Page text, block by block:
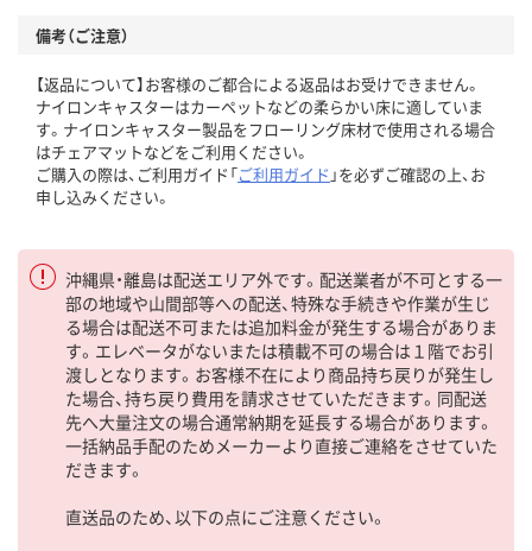
備考（ご注意）
【返品について】お客様のご都合による返品はお受けできません。
ナイロンキャスターはカーペットなどの柔らかい床に適していま
す。ナイロンキャスター製品をフローリング床材で使用される場合
はチェアマットなどをご利用ください。
ご購入の際は、ご利用ガイド「ご利用ガイド 」を必ずご確認の上、お
申し込みください。
沖縄県・離島は配送エリア外です。配送業者が不可とする一
部の地域や山間部等への配送、特殊な手続きや作業が生じ
る場合は配送不可または追加料金が発生する場合がありま
す。エレベータがないまたは積載不可の場合は１階でお引
渡しとなります。お客様不在により商品持ち戻りが発生し
た場合、持ち戻り費用を請求させていただきます。同配送
先へ大量注文の場合通常納期を延長する場合があります。
一括納品手配のためメーカーより直接ご連絡をさせていた
だきます。
直送品のため、以下の点にご注意ください。